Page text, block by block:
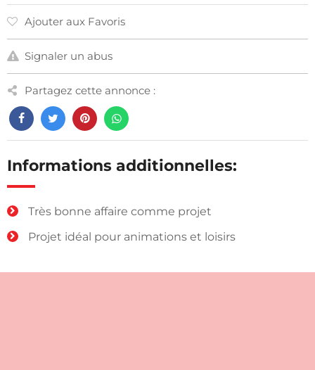
Ajouter aux Favoris
Signaler un abus
Partagez cette annonce :
Informations additionnelles:
Très bonne affaire comme projet
Projet idéal pour animations et loisirs